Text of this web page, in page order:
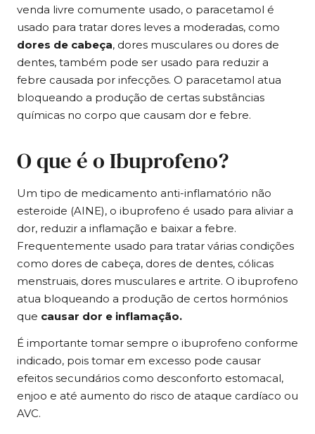
venda livre comumente usado, o paracetamol é
usado para tratar dores leves a moderadas, como
dores de cabeça, dores musculares ou dores de
dentes, também pode ser usado para reduzir a
febre causada por infecções. O paracetamol atua
bloqueando a produção de certas substâncias
químicas no corpo que causam dor e febre.
O que é o Ibuprofeno?
Um tipo de medicamento anti-inflamatório não
esteroide (AINE), o ibuprofeno é usado para aliviar a
dor, reduzir a inflamação e baixar a febre.
Frequentemente usado para tratar várias condições
como dores de cabeça, dores de dentes, cólicas
menstruais, dores musculares e artrite. O ibuprofeno
atua bloqueando a produção de certos hormónios
que causar dor e inflamação.
É importante tomar sempre o ibuprofeno conforme
indicado, pois tomar em excesso pode causar
efeitos secundários como desconforto estomacal,
enjoo e até aumento do risco de ataque cardíaco ou
AVC.